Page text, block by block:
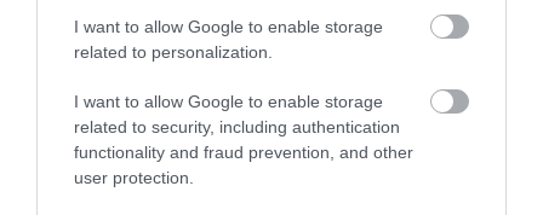
I want to allow Google to enable storage
related to personalization.
I want to allow Google to enable storage
related to security, including authentication
functionality and fraud prevention, and other
user protection.
bali#interiordapur#interiorrestoran
Pár apróság, de rengeteget változtathatunk velük lakásunk/házunk
hangulatán. Dekorálásra fel!